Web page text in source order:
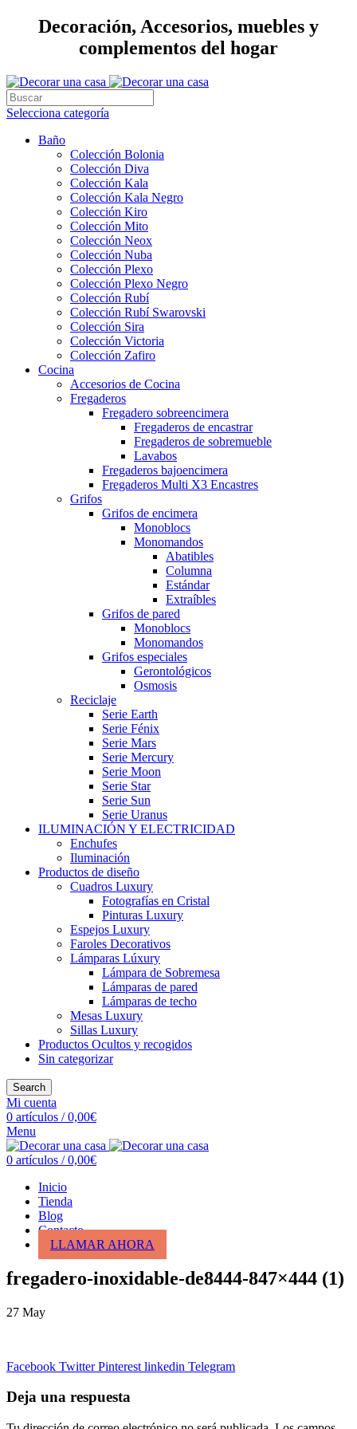
Decoración, Accesorios, muebles y
complementos del hogar
Selecciona categoría
Baño
Colección Bolonia
Colección Diva
Colección Kala
Colección Kala Negro
Colección Kiro
Colección Mito
Colección Neox
Colección Nuba
Colección Plexo
Colección Plexo Negro
Colección Rubí
Colección Rubí Swarovski
Colección Sira
Colección Victoria
Colección Zafiro
Cocina
Accesorios de Cocina
Fregaderos
Fregadero sobreencimera
Fregaderos de encastrar
Fregaderos de sobremueble
Lavabos
Fregaderos bajoencimera
Fregaderos Multi X3 Encastres
Grifos
Grifos de encimera
Monoblocs
Monomandos
Abatibles
Columna
Estándar
Extraíbles
Grifos de pared
Monoblocs
Monomandos
Grifos especiales
Gerontológicos
Osmosis
Reciclaje
Serie Earth
Serie Fénix
Serie Mars
Serie Mercury
Serie Moon
Serie Star
Serie Sun
Serie Uranus
ILUMINACIÓN Y ELECTRICIDAD
Enchufes
Iluminación
Productos de diseño
Cuadros Luxury
Fotografías en Cristal
Pinturas Luxury
Espejos Luxury
Faroles Decorativos
Lámparas Lúxury
Lámpara de Sobremesa
Lámparas de pared
Lámparas de techo
Mesas Luxury
Sillas Luxury
Productos Ocultos y recogidos
Sin categorizar
Search
Mi cuenta
0 artículos / 0,00€
Menu
0 artículos / 0,00€
Inicio
Tienda
Blog
Contacto
LLAMAR AHORA
fregadero-inoxidable-de8444-847×444 (1)
27 May
Facebook Twitter Pinterest linkedin Telegram
Deja una respuesta